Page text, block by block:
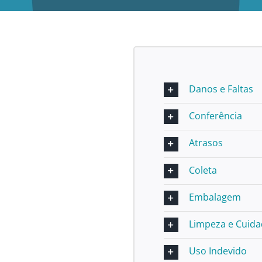
Danos e Faltas
Conferência
Atrasos
Coleta
Embalagem
Limpeza e
Uso Indevido